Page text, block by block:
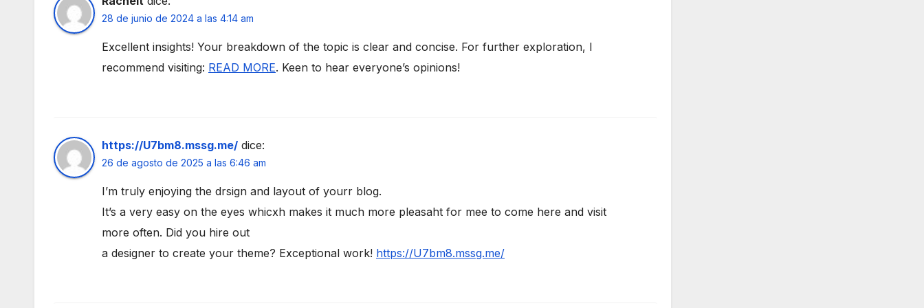
28 de junio de 2024 a las 4:14 am
Excellent insights! Your breakdown of the topic is clear and concise. For further exploration, I
recommend visiting: READ MORE. Keen to hear everyone’s opinions!
https://U7bm8.mssg.me/ dice:
26 de agosto de 2025 a las 6:46 am
I’m truly enjoying the drsign and layout of yourr blog.
It’s a very easy on the eyes whicxh makes it much more pleasaht for mee to come here and visit
more often. Did you hire out
a designer to create your theme? Exceptional work! https://U7bm8.mssg.me/